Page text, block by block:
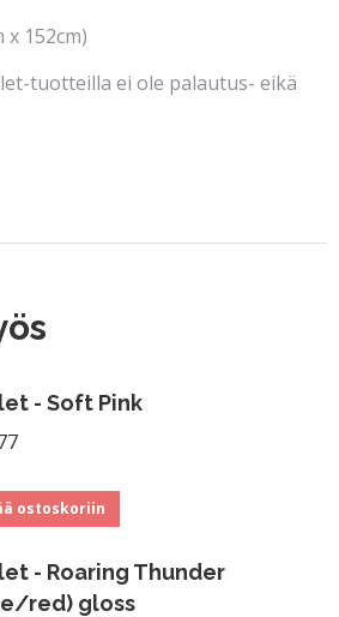
x 152cm)
tuotteilla ei ole palautus- eikä
- Soft Pink
ostoskoriin
- Roaring Thunder
red) gloss